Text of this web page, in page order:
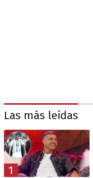
Las más leídas
1